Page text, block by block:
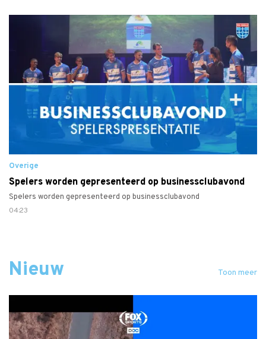
Overige
Spelers worden gepresenteerd op businessclubavond
Spelers worden gepresenteerd op businessclubavond
04:23
Nieuw Toon meer